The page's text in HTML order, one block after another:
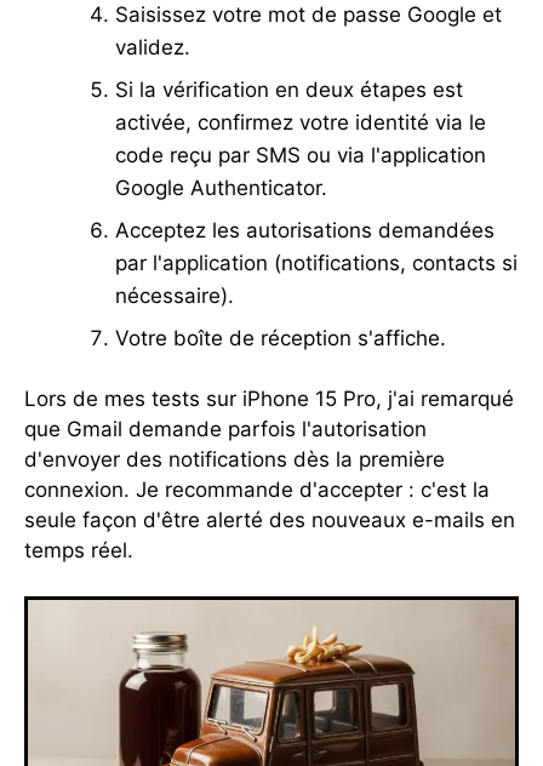
Saisissez votre mot de passe Google et
validez.
Si la vérification en deux étapes est
activée, confirmez votre identité via le
code reçu par SMS ou via l'application
Google Authenticator.
Acceptez les autorisations demandées
par l'application (notifications, contacts si
nécessaire).
Votre boîte de réception s'affiche.
Lors de mes tests sur iPhone 15 Pro, j'ai remarqué
que Gmail demande parfois l'autorisation
d'envoyer des notifications dès la première
connexion. Je recommande d'accepter : c'est la
seule façon d'être alerté des nouveaux e-mails en
temps réel.